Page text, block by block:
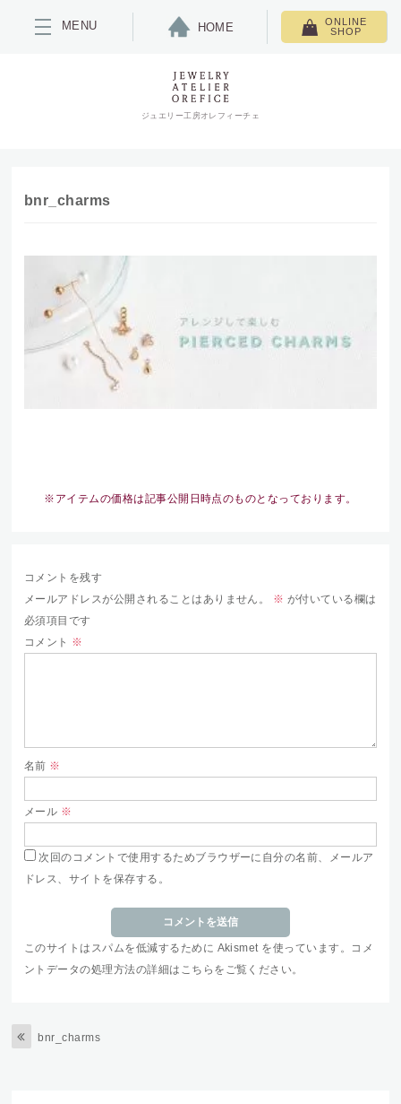
MENU HOME
ONLINE
SHOP
ジュエリー工房オレフィーチェ
bnr_charms
※アイテムの価格は記事公開日時点のものとなっております。
コメントを残す
メールアドレスが公開されることはありません。
※ が付いている欄は
必須項目です
コメント ※
名前 ※
メール ※
次回のコメントで使用するためブラウザーに自分の名前、メールア
ドレス、サイトを保存する。
このサイトはスパムを低減するために Akismet を使っています。
コメ
ントデータの処理方法の詳細はこちらをご覧ください。
bnr_charms